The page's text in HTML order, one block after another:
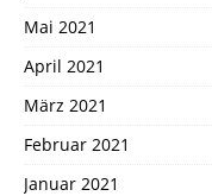
Mai 2021
April 2021
März 2021
Februar 2021
Januar 2021